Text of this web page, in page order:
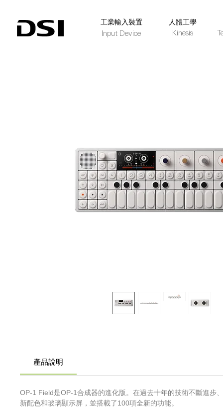
​工業輸入裝置
Input Device
人體工學
Kinesis
產品說明
OP-1 Field是OP-1合成器的進化版。在過去十年的技術不斷進步
新配色和玻璃顯示屏，並搭載了100項全新的功能。